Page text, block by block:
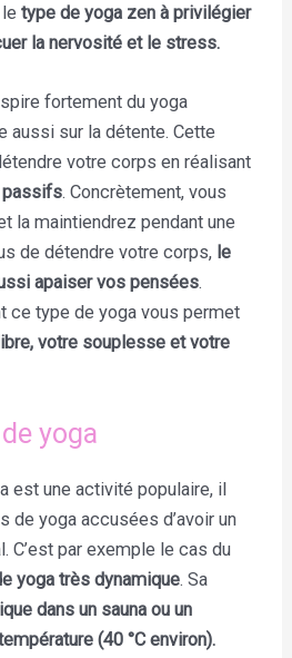
letype de yoga zen à privilégier
la nervosité et le stress.
fortement du yoga
aussi sur la détente. Cette
votre corps en réalisant
passifs. Concrètement, vous
la maintiendrez pendant une
de détendre votre corps, le
apaiser vos pensées.
ce type de yoga vous permet
votre souplesse et votre
yoga
est une activité populaire, il
de yoga accusées d’avoir un
C’est par exemple le cas du
yoga très dynamique. Sa
dans un sauna ou un
(40 °C environ).